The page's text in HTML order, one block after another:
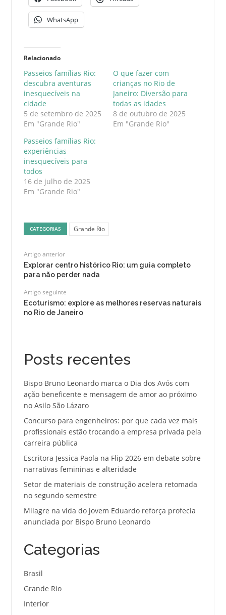
WhatsApp
Relacionado
Passeios famílias Rio:
descubra aventuras
inesquecíveis na
cidade
5 de setembro de 2025
Em "Grande Rio"
O que fazer com
crianças no Rio de
Janeiro: Diversão para
todas as idades
8 de outubro de 2025
Em "Grande Rio"
Passeios famílias Rio:
experiências
inesquecíveis para
todos
16 de julho de 2025
Em "Grande Rio"
CATEGORIAS Grande Rio
Artigo anterior
Explorar centro histórico Rio: um guia completo
para não perder nada
Artigo seguinte
Ecoturismo: explore as melhores reservas naturais
no Rio de Janeiro
Posts recentes
Bispo Bruno Leonardo marca o Dia dos Avós com
ação beneficente e mensagem de amor ao próximo
no Asilo São Lázaro
Concurso para engenheiros: por que cada vez mais
profissionais estão trocando a empresa privada pela
carreira pública
Escritora Jessica Paola na Flip 2026 em debate sobre
narrativas femininas e alteridade
Setor de materiais de construção acelera retomada
no segundo semestre
Milagre na vida do jovem Eduardo reforça profecia
anunciada por Bispo Bruno Leonardo
Categorias
Brasil
Grande Rio
Interior